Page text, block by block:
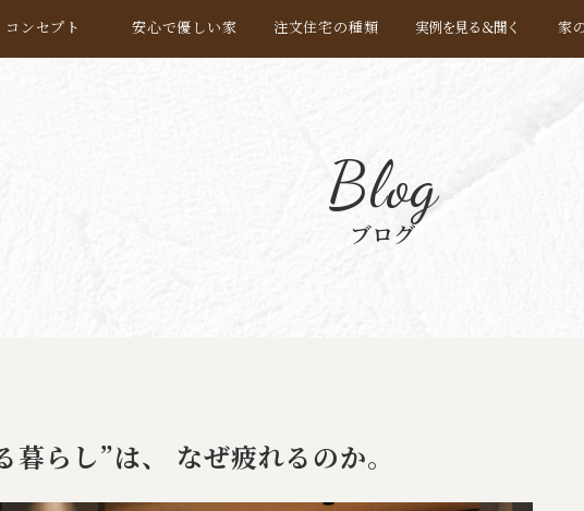
コンセプト 安心で優しい家 注文住宅の種類 実例を見る＆聞く 家
Blog
ブログ
暮らし”は、 なぜ疲れるのか。